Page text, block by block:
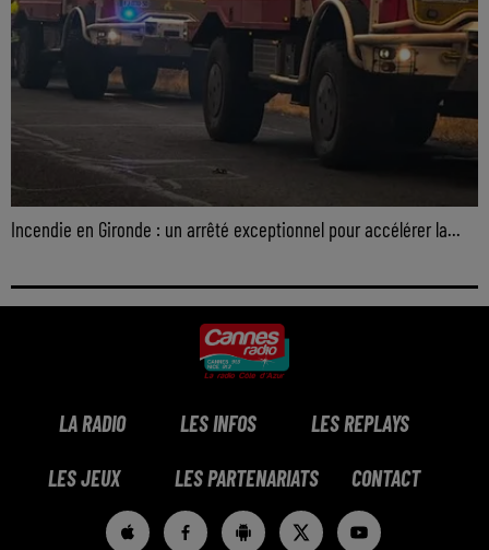
Incendie en Gironde : un arrêté exceptionnel pour accélérer la...
LA RADIO LES INFOS LES REPLAYS
LES JEUX LES PARTENARIATS CONTACT